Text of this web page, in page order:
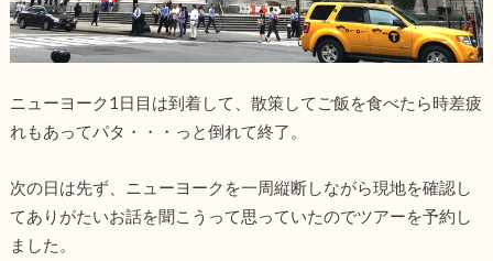
ニューヨーク1日目は到着して、散策してご飯を食べたら時差疲
れもあってパタ・・・っと倒れて終了。
次の日は先ず、ニューヨークを一周縦断しながら現地を確認し
てありがたいお話を聞こうって思っていたのでツアーを予約し
ました。